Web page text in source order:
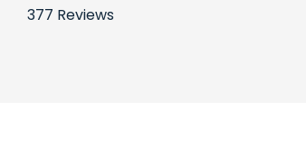
377 Reviews